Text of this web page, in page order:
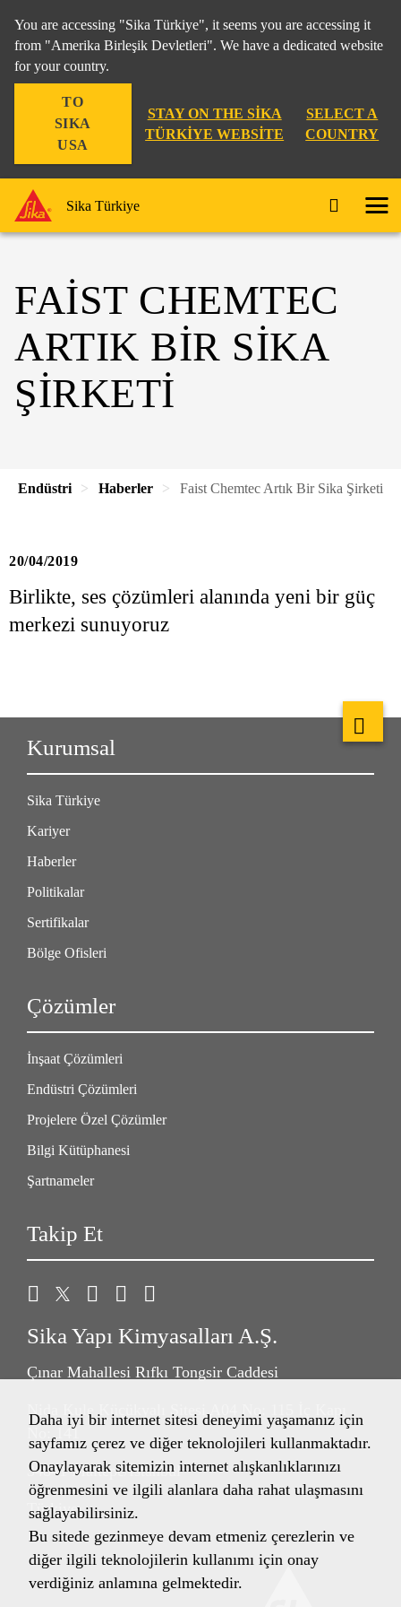
You are accessing "Sika Türkiye", it seems you are accessing it
from "Amerika Birleşik Devletleri". We have a dedicated website
for your country.
TO
SIKA
USA
STAY ON THE SIKA
TÜRKIYE WEBSITE
SELECT A
COUNTRY
Sika Türkiye
FAIST CHEMTEC
ARTIK BIR SIKA
ŞIRKETI
Endüstri Haberler Faist Chemtec Artık Bir Sika Şirketi
20/04/2019
Birlikte, ses çözümleri alanında yeni bir güç
merkezi sunuyoruz
Kurumsal
Sika Türkiye
Kariyer
Haberler
Politikalar
Sertifikalar
Bölge Ofisleri
Çözümler
İnşaat Çözümleri
Endüstri Çözümleri
Projelere Özel Çözümler
Bilgi Kütüphanesi
Şartnameler
Takip Et
Sika Yapı Kimyasalları A.Ş.
Çınar Mahallesi Rıfkı Tongsir Caddesi
Nida Kule Küçükyalı Sitesi A04 No: 115 İç Kapı
No: 141
34841 Maltepe/İstanbul
Türkiye
Daha iyi bir internet sitesi deneyimi yaşamanız için
sayfamız çerez ve diğer teknolojileri kullanmaktadır.
Onaylayarak sitemizin internet alışkanlıklarınızı
öğrenmesini ve ilgili alanlara daha rahat ulaşmasını
sağlayabilirsiniz.
Bu sitede gezinmeye devam etmeniz çerezlerin ve
diğer ilgili teknolojilerin kullanımı için onay
verdiğiniz anlamına gelmektedir.